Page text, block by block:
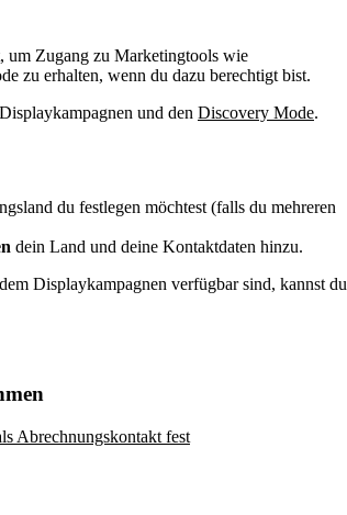
um Zugang zu Marketingtools wie
zu erhalten, wenn du dazu berechtigt bist.
und den Discovery Mode.
du festlegen möchtest (falls du mehreren
dein Land und deine Kontaktdaten hinzu.
Displaykampagnen verfügbar sind, kannst du
Abrechnungskontakt fest